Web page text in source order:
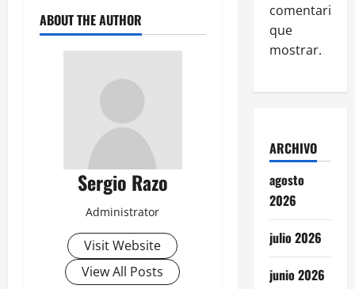
ABOUT THE AUTHOR
Sergio Razo
Administrator
Visit Website
View All Posts
comentarios
que
mostrar.
ARCHIVO
agosto
2026
julio 2026
junio 2026